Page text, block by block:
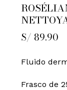
S/ 89.90
Fluido
Frasco de